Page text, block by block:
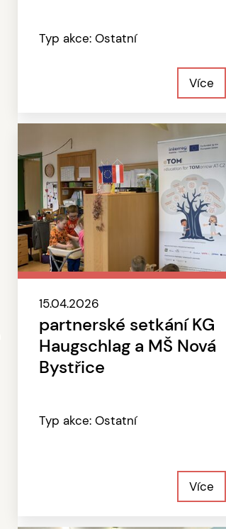
Typ akce: Ostatní
Více
15.04.2026
partnerské setkání KG
Haugschlag a MŠ Nová
Bystřice
Typ akce: Ostatní
Více